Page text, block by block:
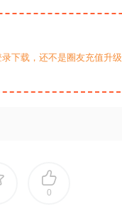
下载，还不是圈友充值升
0